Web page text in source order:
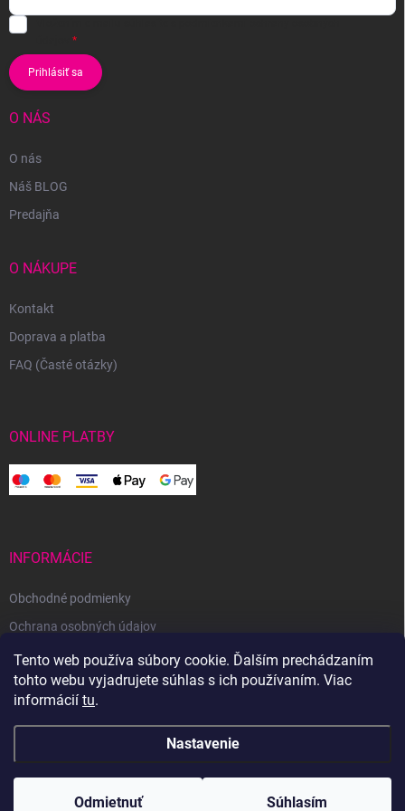
Tento web používa súbory cookie. Ďalším prechádzaním
tohto webu vyjadrujete súhlas s ich používaním. Viac
informácií tu.
Nastavenie
Odmietnuť Súhlasím
Prihlásiť sa
O NÁS
O nás
Náš BLOG
Predajňa
O NÁKUPE
Kontakt
Doprava a platba
FAQ (Časté otázky)
ONLINE PLATBY
INFORMÁCIE
Obchodné podmienky
Ochrana osobných údajov
Reklamačný poriadok
Odstúpenie od zmluvy
Copyright 2026 Svetoveklbka.sk . Všetky práva vyhradené.